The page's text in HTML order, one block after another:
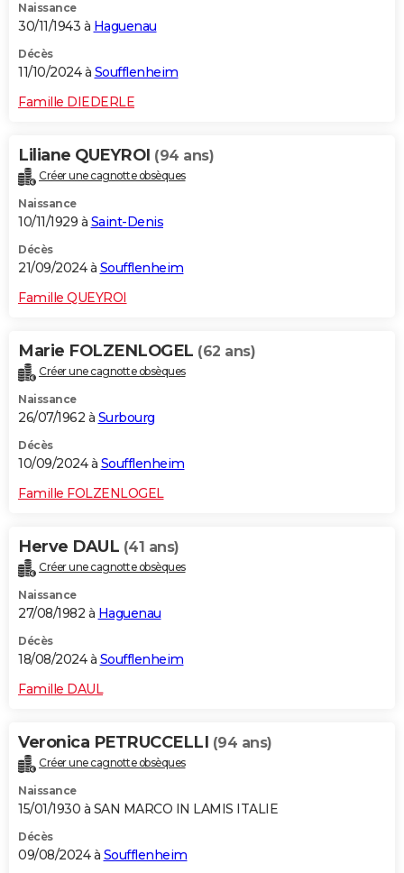
Naissance
30/11/1943 à Haguenau
Décès
11/10/2024 à Soufflenheim
Famille DIEDERLE
Liliane QUEYROI (94 ans)
Créer une cagnotte obsèques
Naissance
10/11/1929 à Saint-Denis
Décès
21/09/2024 à Soufflenheim
Famille QUEYROI
Marie FOLZENLOGEL (62 ans)
Créer une cagnotte obsèques
Naissance
26/07/1962 à Surbourg
Décès
10/09/2024 à Soufflenheim
Famille FOLZENLOGEL
Herve DAUL (41 ans)
Créer une cagnotte obsèques
Naissance
27/08/1982 à Haguenau
Décès
18/08/2024 à Soufflenheim
Famille DAUL
Veronica PETRUCCELLI (94 ans)
Créer une cagnotte obsèques
Naissance
15/01/1930 à SAN MARCO IN LAMIS ITALIE
Décès
09/08/2024 à Soufflenheim